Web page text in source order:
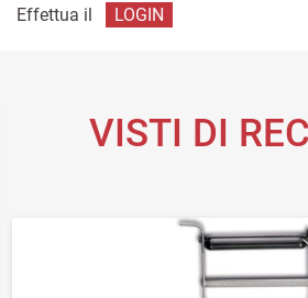
Effettua il
LOGIN
VISTI DI